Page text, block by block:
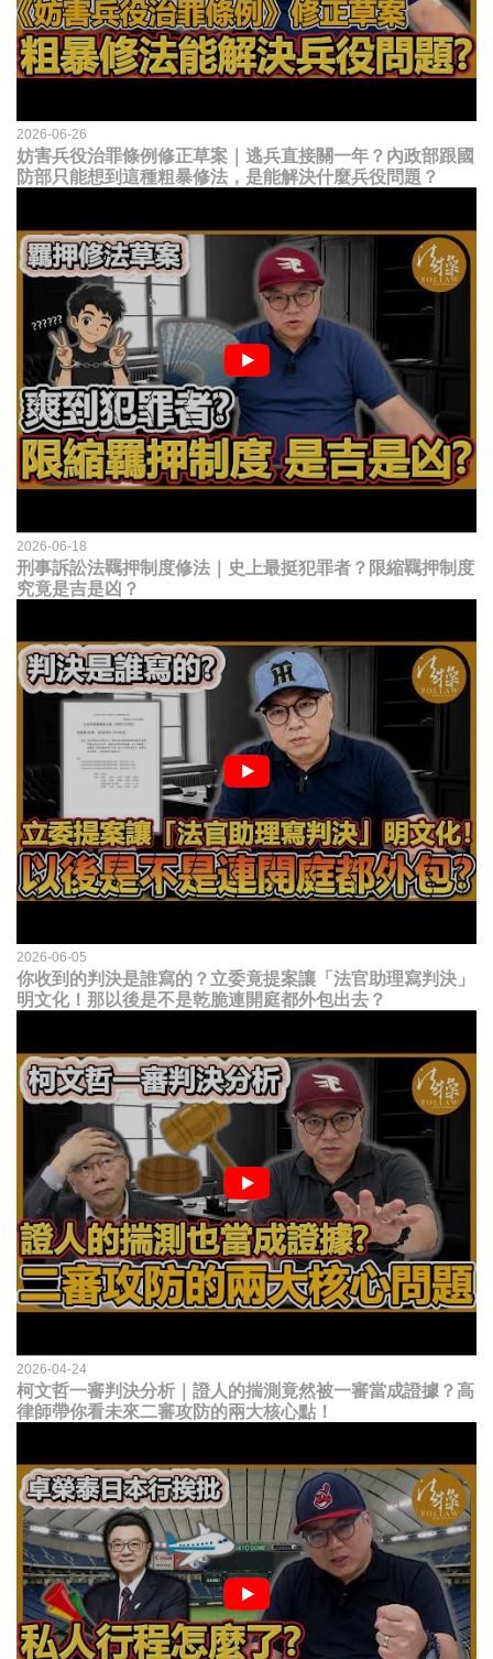
2026-06-26
妨害兵役治罪條例修正草案｜逃兵直接關一年？內政部跟國
防部只能想到這種粗暴修法，是能解決什麼兵役問題？
2026-06-18
刑事訴訟法羈押制度修法｜史上最挺犯罪者？限縮羈押制度
究竟是吉是凶？
2026-06-05
你收到的判決是誰寫的？立委竟提案讓「法官助理寫判決」
明文化！那以後是不是乾脆連開庭都外包出去？
2026-04-24
柯文哲一審判決分析｜證人的揣測竟然被一審當成證據？高
律師帶你看未來二審攻防的兩大核心點！